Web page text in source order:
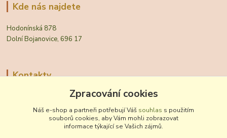
Kde nás najdete
Hodonínská 878
Dolní Bojanovice, 696 17
Kontakty
Zákaznická podpora Vinobal
+420 518 372 265
(Po-Pá, 7-15 hod.)
Zpracování cookies
Náš e-shop a partneři potřebují Váš souhlas s použitím
souborů cookies, aby Vám mohli zobrazovat
informace týkající se Vašich zájmů.